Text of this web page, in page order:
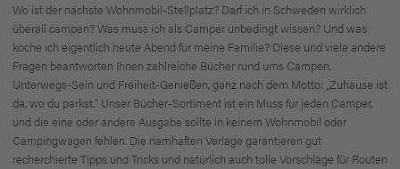
Wo ist der nächste Wohnmobil-Stellplatz? Darf ich in Schweden wirklich
überall campen? Was muss ich als Camper unbedingt wissen? Und was
koche ich eigentlich heute Abend für meine Familie? Diese und viele andere
Fragen beantworten Ihnen zahlreiche Bücher rund ums Campen,
Unterwegs-Sein und Freiheit-Genießen, ganz nach dem Motto: „Zuhause ist
da, wo du parkst.“ Unser Bücher-Sortiment ist ein Muss für jeden Camper,
und die eine oder andere Ausgabe sollte in keinem Wohnmobil oder
Campingwagen fehlen. Die namhaften Verlage garantieren gut
recherchierte Tipps und Tricks und natürlich auch tolle Vorschläge für Routen